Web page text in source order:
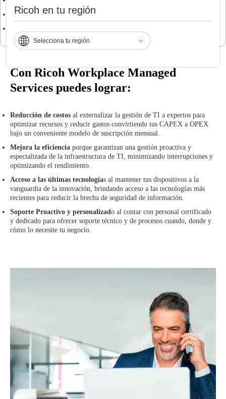
Ricoh en tu región
Selecciona tu región
Monitoreo
Con Ricoh Workplace Managed
Services puedes lograr:
Reducción de costos al externalizar la gestión de TI a expertos para
optimizar recursos y reducir gastos convirtiendo tus CAPEX a OPEX
bajo un conveniente modelo de suscripción mensual.
Mejora la eficiencia porque garantizan una gestión proactiva y
especializada de la infraestructura de TI, minimizando interrupciones y
optimizando el rendimiento.
Acceso a las últimas tecnologías al mantener tus dispositivos a la
vanguardia de la innovación, brindando acceso a las tecnologías más
recientes para reducir la brecha de seguridad de información.
Soporte Proactivo y personalizado al contar con personal certificado
y dedicado para ofrecer soporte técnico y de procesos cuando, donde y
cómo lo necesite tu negocio.